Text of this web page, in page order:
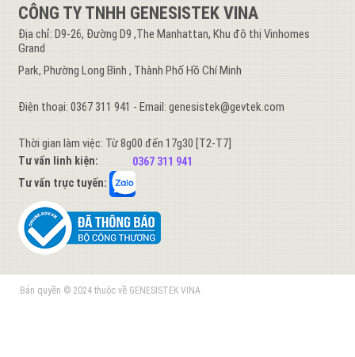
CÔNG TY TNHH GENESISTEK VINA
Địa chỉ: D9-26, Đường D9 ,The Manhattan, Khu đô thị Vinhomes
Grand
Park, Phường Long Bình , Thành Phố Hồ Chí Minh
Điện thoại: 0367 311 941 - Email: genesistek@gevtek.com
Thời gian làm việc: Từ 8g00 đến 17g30 [T2-T7]
Tư vấn linh kiện:
0367 311 941
Tư vấn trực tuyến:
Bản quyền © 2024 thuộc về GENESISTEK VINA